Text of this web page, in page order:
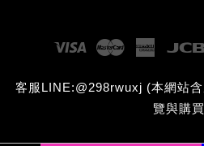
Visa Master
客服LINE:@298rwuxj (本網站
覽與購